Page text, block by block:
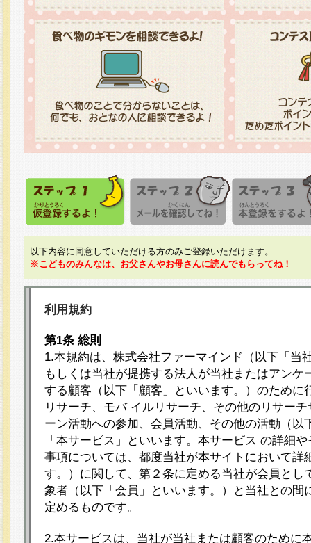
以下内容に同意していただける方のみご登録いただけます。
※こどものみんなは、お父さんやお母さんに読んでもらってね！
利用規約
第1条 総則
1.本規約は、株式会社ファーマインド（以下「当
もしくは当社が提携する法人が当社またはアンケ
する顧客（以下「顧客」といいます。）のために
リサーチ、モバ イルリサーチ、その他のリサー
ーン活動への参加、会員活動、その他の活動（以
「本サービス」といいます。本サービス の詳細
事項については、都度当社が本サイトにおいて詳
す。）に関して、第２条に定める当社が会員とし
象者（以下「会員」といいます。）と当社との間
定めるものです。
2.本サービスは、当社が当社または顧客のために